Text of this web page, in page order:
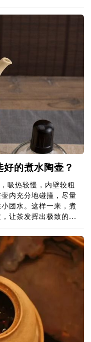
的煮水陶壶？
吸热较慢，内壁较粗
内充分地碰撞，尽量
团水。这样一来，煮
让茶发挥出极致的...